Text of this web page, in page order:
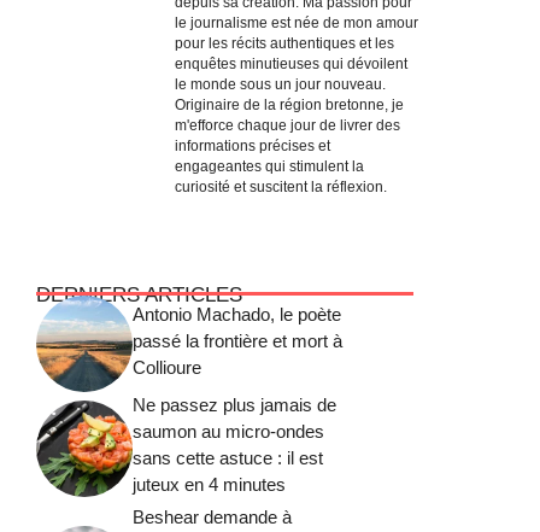
le journalisme est née de mon amour
pour les récits authentiques et les
enquêtes minutieuses qui dévoilent
le monde sous un jour nouveau.
Originaire de la région bretonne, je
m'efforce chaque jour de livrer des
informations précises et
engageantes qui stimulent la
curiosité et suscitent la réflexion.
DERNIERS ARTICLES
Antonio Machado, le poète
passé la frontière et mort à
Collioure
Ne passez plus jamais de
saumon au micro-ondes
sans cette astuce : il est
juteux en 4 minutes
Beshear demande à